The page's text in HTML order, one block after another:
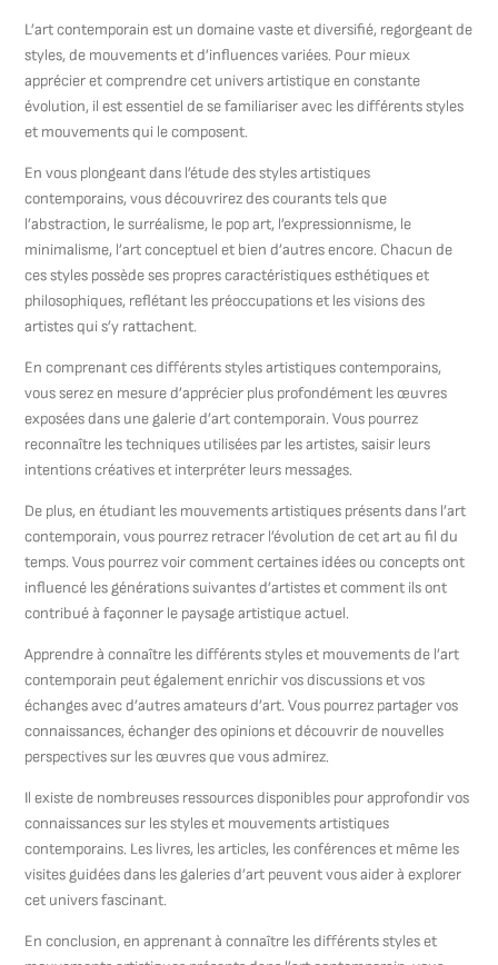
L’art contemporain est un domaine vaste et diversifié, regorgeant de
styles, de mouvements et d’influences variées. Pour mieux
apprécier et comprendre cet univers artistique en constante
évolution, il est essentiel de se familiariser avec les différents styles
et mouvements qui le composent.
En vous plongeant dans l’étude des styles artistiques
contemporains, vous découvrirez des courants tels que
l’abstraction, le surréalisme, le pop art, l’expressionnisme, le
minimalisme, l’art conceptuel et bien d’autres encore. Chacun de
ces styles possède ses propres caractéristiques esthétiques et
philosophiques, reflétant les préoccupations et les visions des
artistes qui s’y rattachent.
En comprenant ces différents styles artistiques contemporains,
vous serez en mesure d’apprécier plus profondément les œuvres
exposées dans une galerie d’art contemporain. Vous pourrez
reconnaître les techniques utilisées par les artistes, saisir leurs
intentions créatives et interpréter leurs messages.
De plus, en étudiant les mouvements artistiques présents dans l’art
contemporain, vous pourrez retracer l’évolution de cet art au fil du
temps. Vous pourrez voir comment certaines idées ou concepts ont
influencé les générations suivantes d’artistes et comment ils ont
contribué à façonner le paysage artistique actuel.
Apprendre à connaître les différents styles et mouvements de l’art
contemporain peut également enrichir vos discussions et vos
échanges avec d’autres amateurs d’art. Vous pourrez partager vos
connaissances, échanger des opinions et découvrir de nouvelles
perspectives sur les œuvres que vous admirez.
Il existe de nombreuses ressources disponibles pour approfondir vos
connaissances sur les styles et mouvements artistiques
contemporains. Les livres, les articles, les conférences et même les
visites guidées dans les galeries d’art peuvent vous aider à explorer
cet univers fascinant.
En conclusion, en apprenant à connaître les différents styles et